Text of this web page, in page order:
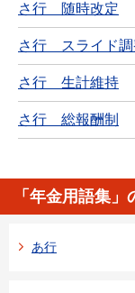
さ行 随時改定
さ行 スライド調
さ行 生計維持
さ行 総報酬制
「年金用語集
あ行